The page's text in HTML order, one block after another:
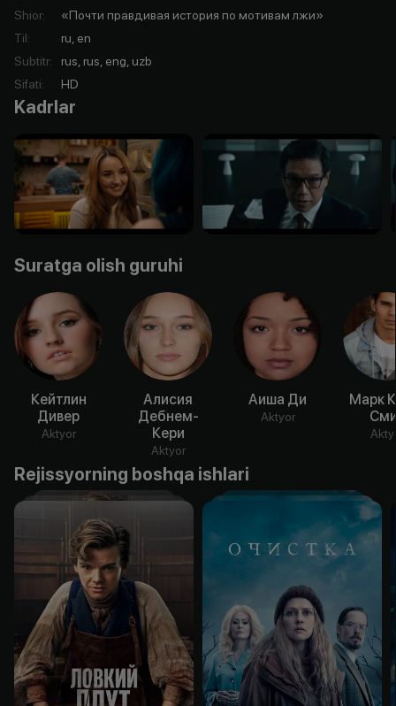
Shior:
«Почти правдивая история по мотивам лжи»
Til:
ru, en
Subtitr:
rus, rus, eng, uzb
Sifati: HD
Kadrlar
Suratga olish guruhi
Кейтлин
Дивер
Aktyor
Алисия
Дебнем-
Кери
Aktyor
Аиша Ди
Aktyor
Марк
Rejissyorning boshqa ishlari